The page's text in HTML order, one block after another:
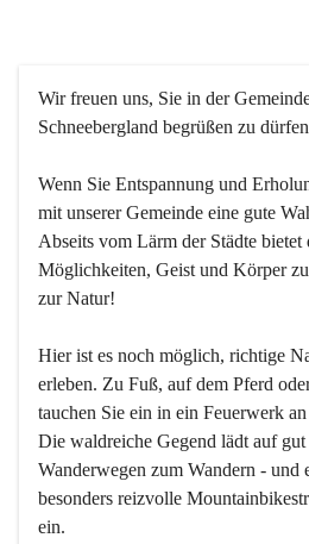
Wir freuen uns, Sie in der
Schneebergland begrüßen zu
Wenn Sie Entspannung und
mit unserer Gemeinde eine gute
Abseits vom Lärm der Städte
Möglichkeiten, Geist und Körper
zur Natur!
Hier ist es noch möglich, richtige
erleben. Zu Fuß, auf dem Pferd
tauchen Sie ein in ein Feuerwerk
Die waldreiche Gegend lädt auf gut
Wanderwegen zum Wandern - und
besonders reizvolle
ein.